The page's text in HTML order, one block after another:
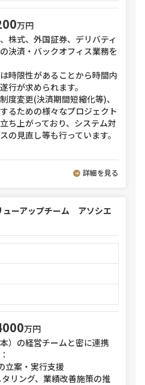
万円
株式、外国証券、デリバティ
決済・バックオフィス業務を
時限性があることから時間内
行が求められます。
度変更(決済期間短縮化等)、
るための様々なプロジェクト
ち上がっており、システム対
の見直し等も行っています。
詳細を見る
ーアップチーム アソシエ
万円
）の経営チームと密に連携
立案・実行支援
リング、業績改善施策の推